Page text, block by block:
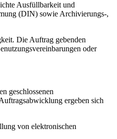
Ausfüllbarkeit und
(DIN) sowie Archivierungs-,
Die Auftrag gebenden
oder
geschlossenen
ergeben sich
von elektronischen